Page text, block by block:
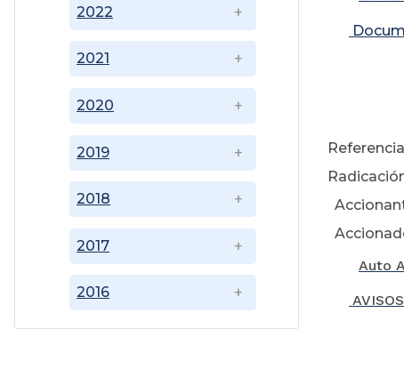
2016
2017
2018
2019
2020
2021
2022
Auto